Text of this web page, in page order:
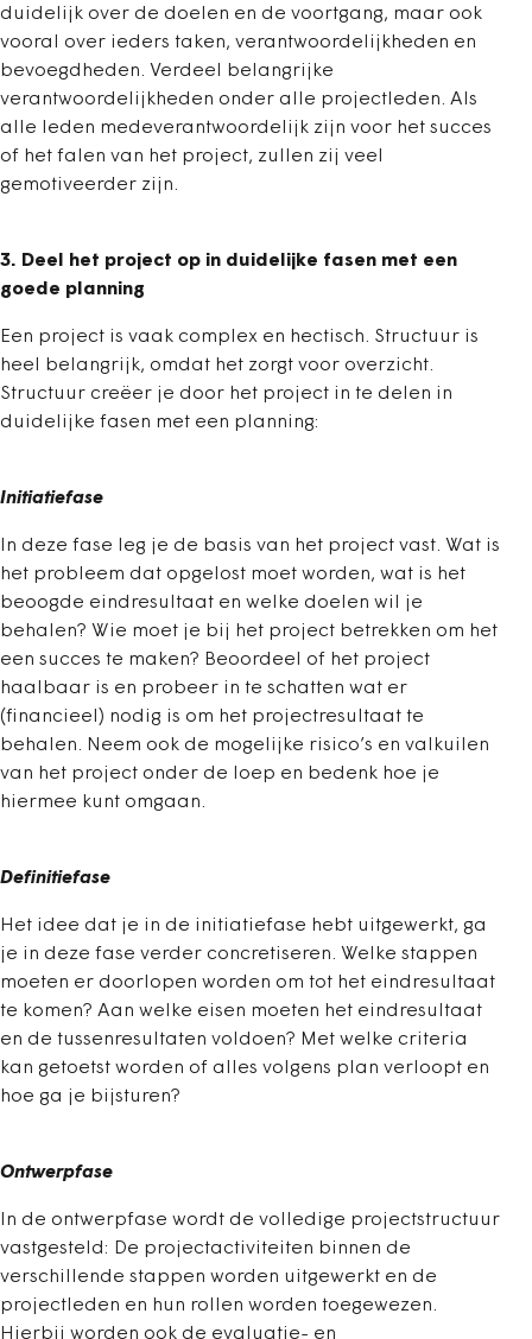
duidelijk over de doelen en de voortgang, maar ook
vooral over ieders taken, verantwoordelijkheden en
bevoegdheden. Verdeel belangrijke
verantwoordelijkheden onder alle projectleden. Als
alle leden medeverantwoordelijk zijn voor het succes
of het falen van het project, zullen zij veel
gemotiveerder zijn.
3. Deel het project op in duidelijke fasen met een
goede planning
Een project is vaak complex en hectisch. Structuur is
heel belangrijk, omdat het zorgt voor overzicht.
Structuur creëer je door het project in te delen in
duidelijke fasen met een planning:
Initiatiefase
In deze fase leg je de basis van het project vast. Wat is
het probleem dat opgelost moet worden, wat is het
beoogde eindresultaat en welke doelen wil je
behalen? Wie moet je bij het project betrekken om het
een succes te maken? Beoordeel of het project
haalbaar is en probeer in te schatten wat er
(financieel) nodig is om het projectresultaat te
behalen. Neem ook de mogelijke risico’s en valkuilen
van het project onder de loep en bedenk hoe je
hiermee kunt omgaan.
Definitiefase
Het idee dat je in de initiatiefase hebt uitgewerkt, ga
je in deze fase verder concretiseren. Welke stappen
moeten er doorlopen worden om tot het eindresultaat
te komen? Aan welke eisen moeten het eindresultaat
en de tussenresultaten voldoen? Met welke criteria
kan getoetst worden of alles volgens plan verloopt en
hoe ga je bijsturen?
Ontwerpfase
In de ontwerpfase wordt de volledige projectstructuur
vastgesteld: De projectactiviteiten binnen de
verschillende stappen worden uitgewerkt en de
projectleden en hun rollen worden toegewezen.
Hierbij worden ook de evaluatie- en